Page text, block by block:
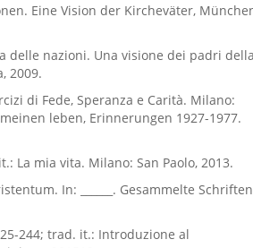
Eine Vision der Kircheväter,
delle nazioni. Una visione dei padri della
2009.
di Fede, Speranza e Carità. Milano:
meinen leben, Erinnerungen 1927-1977.
La mia vita. Milano: San Paolo, 2013.
In: ______. Gesammelte
244; trad. it.: Introduzione al